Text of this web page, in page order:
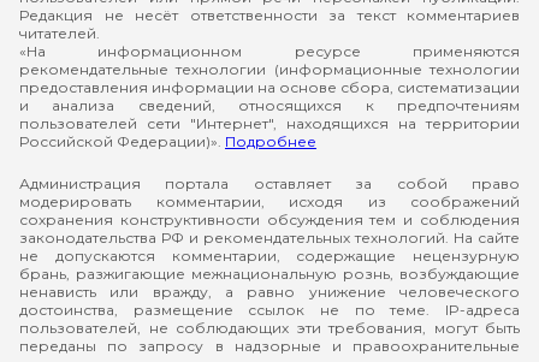
Редакция не несёт ответственности за текст комментариев
читателей.
«На информационном ресурсе применяются
рекомендательные технологии (информационные технологии
предоставления информации на основе сбора, систематизации
и анализа сведений, относящихся к предпочтениям
пользователей сети "Интернет", находящихся на территории
Российской Федерации)». Подробнее
Администрация портала оставляет за собой право
модерировать комментарии, исходя из соображений
сохранения конструктивности обсуждения тем и соблюдения
законодательства РФ и рекомендательных технологий. На сайте
не допускаются комментарии, содержащие нецензурную
брань, разжигающие межнациональную рознь, возбуждающие
ненависть или вражду, а равно унижение человеческого
достоинства, размещение ссылок не по теме. IP-адреса
пользователей, не соблюдающих эти требования, могут быть
переданы по запросу в надзорные и правоохранительные